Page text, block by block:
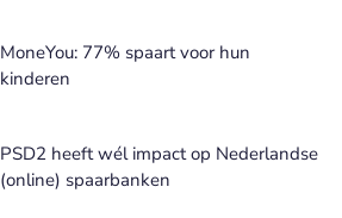
MoneYou: 77% spaart voor hun
kinderen
PSD2 heeft wél impact op Nederlandse
(online) spaarbanken